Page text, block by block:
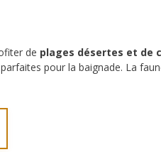
de plages désertes et de
pour la baignade. La